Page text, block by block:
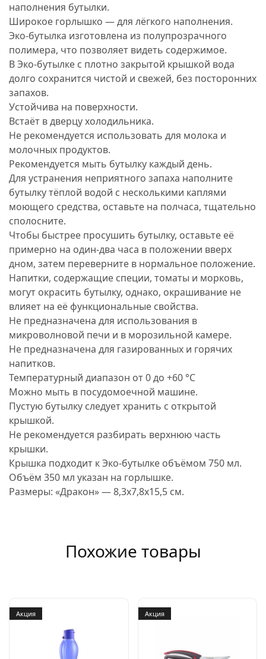
наполнения бутылки.
Широкое горлышко — для лёгкого наполнения.
Эко-бутылка изготовлена из полупрозрачного
полимера, что позволяет видеть содержимое.
В Эко-бутылке с плотно закрытой крышкой вода
долго сохранится чистой и свежей, без посторонних
запахов.
Устойчива на поверхности.
Встаёт в дверцу холодильника.
Не рекомендуется использовать для молока и
молочных продуктов.
Рекомендуется мыть бутылку каждый день.
Для устранения неприятного запаха наполните
бутылку тёплой водой с несколькими каплями
моющего средства, оставьте на полчаса, тщательно
сполосните.
Чтобы быстрее просушить бутылку, оставьте её
примерно на один-два часа в положении вверх
дном, затем переверните в нормальное положение.
Напитки, содержащие специи, томаты и морковь,
могут окрасить бутылку, однако, окрашивание не
влияет на её функциональные свойства.
Не предназначена для использования в
микроволновой печи и в морозильной камере.
Не предназначена для газированных и горячих
напитков.
Температурный диапазон от 0 до +60 °C
Можно мыть в посудомоечной машине.
Пустую бутылку следует хранить с открытой
крышкой.
Не рекомендуется разбирать верхнюю часть
крышки.
Крышка подходит к Эко-бутылке объёмом 750 мл.
Объём 350 мл указан на горлышке.
Размеры: «Дракон» — 8,3х7,8х15,5 см.
Похожие товары
Акция Акция